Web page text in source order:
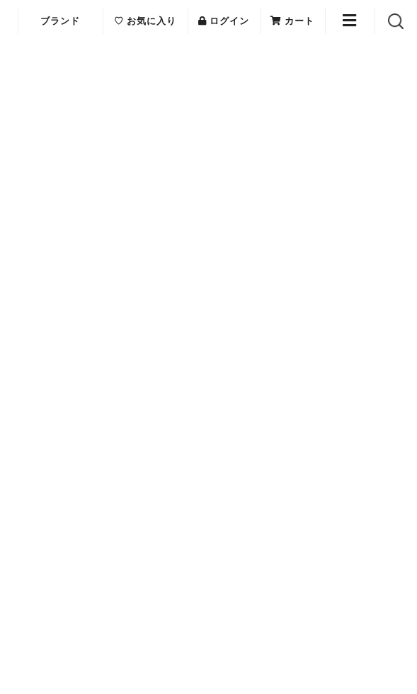
ブランド ♡ お気に入り ログイン カート